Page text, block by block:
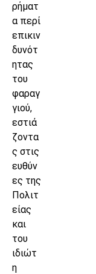
ρήματ
α περί
επικιν
δυνότ
ητας
του
φαραγ
γιού,
εστιά
ζοντα
ς στις
ευθύν
ες της
Πολιτ
είας
και
του
ιδιώτ
η